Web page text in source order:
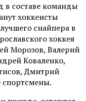
в составе команды
хоккеисты
снайпера в
хоккея
Морозов, Валерий
Коваленко,
Дмитрий
спортсмены.